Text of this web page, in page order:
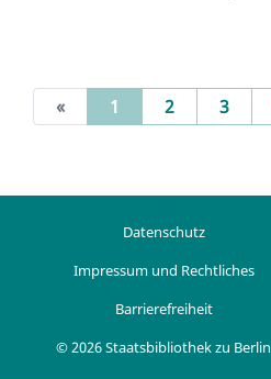
« 1 (current)
2 3
Datenschutz
Impressum und Rechtliches
Barrierefreiheit
© 2026 Staatsbibliothek zu Berlin